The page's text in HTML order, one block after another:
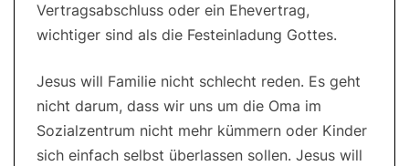
Vertragsabschluss oder ein Ehevertrag,
wichtiger sind als die Festeinladung Gottes.
Jesus will Familie nicht schlecht reden. Es geht
nicht darum, dass wir uns um die Oma im
Sozialzentrum nicht mehr kümmern oder Kinder
sich einfach selbst überlassen sollen. Jesus will